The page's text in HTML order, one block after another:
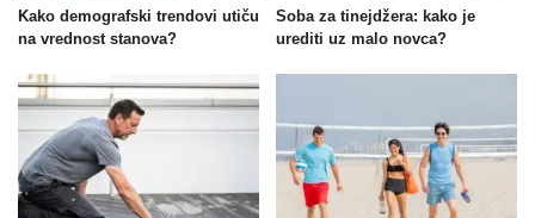
Kako demografski trendovi utiču
na vrednost stanova?
Soba za tinejdžera: kako je
urediti uz malo novca?